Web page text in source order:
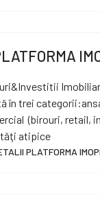
în trei
(birouri, retail,
atipice
PLATFORMA